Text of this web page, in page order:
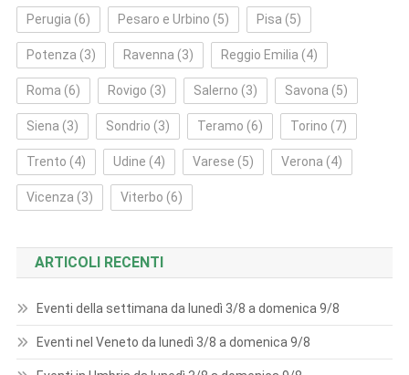
Perugia (6) Pesaro e Urbino (5) Pisa (5)
Potenza (3) Ravenna (3) Reggio Emilia (4)
Roma (6) Rovigo (3) Salerno (3) Savona (5)
Siena (3) Sondrio (3) Teramo (6) Torino (7)
Trento (4) Udine (4) Varese (5) Verona (4)
Vicenza (3) Viterbo (6)
ARTICOLI RECENTI
Eventi della settimana da lunedì 3/8 a domenica 9/8
Eventi nel Veneto da lunedì 3/8 a domenica 9/8